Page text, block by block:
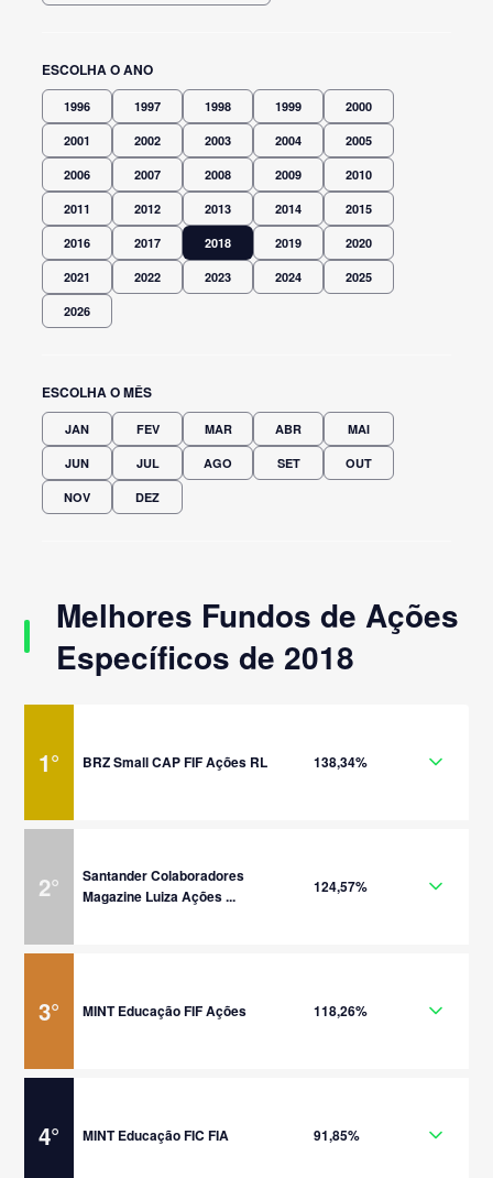
ESCOLHA O ANO
1996 1997 1998 1999 2000
2001 2002 2003 2004 2005
2006 2007 2008 2009 2010
2011 2012 2013 2014 2015
2016 2017 2018 2019 2020
2021 2022 2023 2024 2025
2026
ESCOLHA O MÊS
JAN FEV MAR ABR MAI
JUN JUL AGO SET OUT
NOV DEZ
Melhores Fundos de Ações
Específicos de 2018
1° BRZ Small CAP FIF Ações RL 138,34%
2°
Santander Colaboradores
Magazine Luiza Ações ...
124,57%
3° MINT Educação FIF Ações 118,26%
4° MINT Educação FIC FIA 91,85%